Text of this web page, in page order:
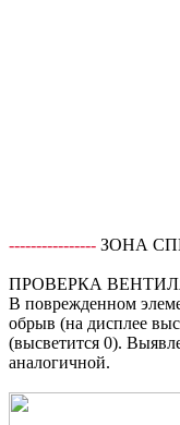
---------------- ЗОНА
ПРОВЕРКА
В поврежденном
обрыв (на дисплее
(высветится 0).
аналогичной.